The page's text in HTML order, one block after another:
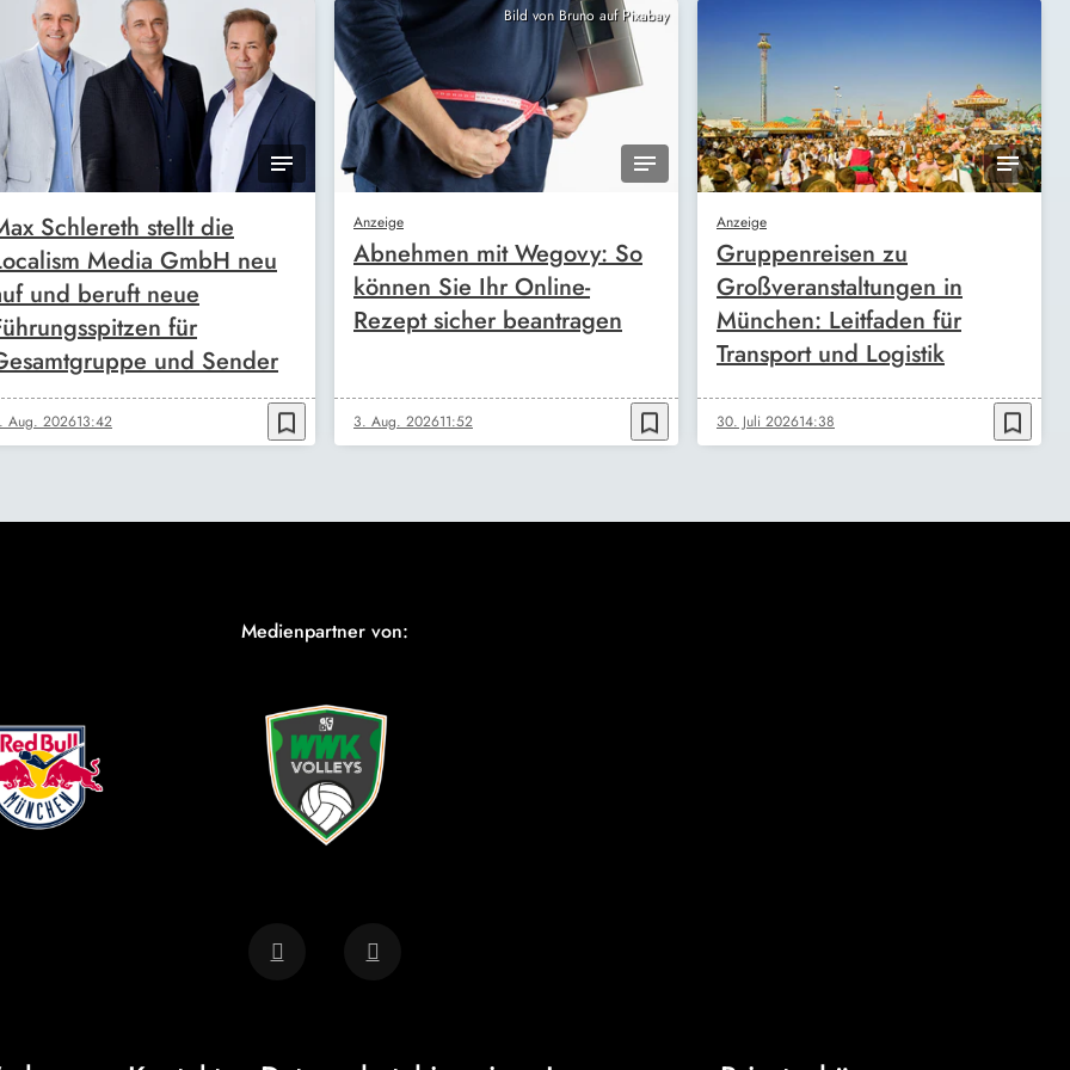
Schlereth stellt die
Media GmbH neu
und beruft neue
für
und Sender
Aug. 202613:42 bookmark_border
Bild von Bruno auf Pixabay
Anzeige
Abnehmen mit Wegovy: So
können Sie Ihr Online-
Rezept sicher beantragen
3. Aug. 202611:52 bookmark_border
Anzeige
Gruppenreisen zu
Großveranstaltungen in
München: Leitfaden für
Transport und Logistik
30. Juli 202614:38 bookmark_border
Medienpartner von: